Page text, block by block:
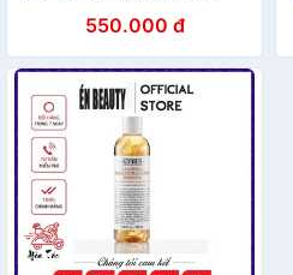
da Kiehl's CLEARLY
CORRECTIVE T_MENT
WATER 200ml
550.000 đ